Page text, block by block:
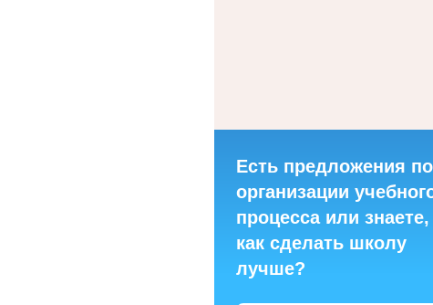
Есть предложения по
организации
процесса или знаете,
как сделать школу
лучше?